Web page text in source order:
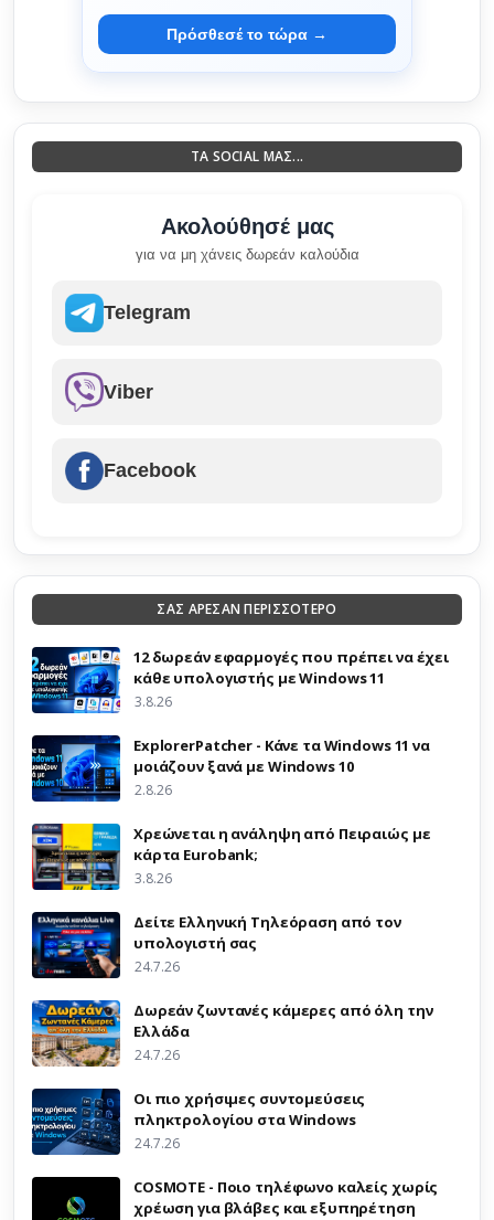
Πρόσθεσέ το τώρα →
ΤΑ SOCIAL ΜΑΣ...
Ακολούθησέ μας
για να μη χάνεις δωρεάν καλούδια
Telegram
Viber
Facebook
ΣΑΣ ΑΡΕΣΑΝ ΠΕΡΙΣΣΟΤΕΡΟ
12 δωρεάν εφαρμογές που πρέπει να έχει
κάθε υπολογιστής με Windows 11
3.8.26
ExplorerPatcher - Κάνε τα Windows 11 να
μοιάζουν ξανά με Windows 10
2.8.26
Χρεώνεται η ανάληψη από Πειραιώς με
κάρτα Eurobank;
3.8.26
Δείτε Ελληνική Τηλεόραση από τον
υπολογιστή σας
24.7.26
Δωρεάν ζωντανές κάμερες από όλη την
Ελλάδα
24.7.26
Οι πιο χρήσιμες συντομεύσεις
πληκτρολογίου στα Windows
24.7.26
COSMOTE - Ποιο τηλέφωνο καλείς χωρίς
χρέωση για βλάβες και εξυπηρέτηση